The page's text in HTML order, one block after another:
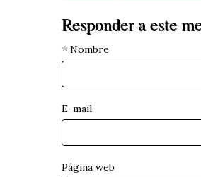
Responder a este
Nombre
E-mail
Página web